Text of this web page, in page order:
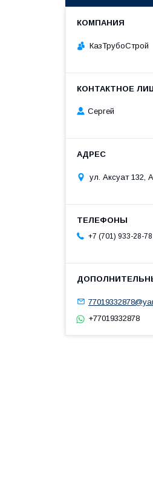
КазТрубоСтрой
Сергей
ул. Аксуат 132,
+7 (701) 933-28-78
+77019332878